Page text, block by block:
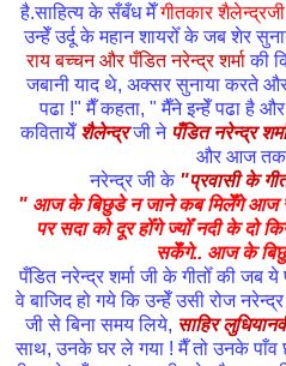
है.साहित्य के सँबँध मेँगीतकार शैलेन्द्रजी
उन्हेँ उर्दू के महान शायरोँ के जब शेर
राय बच्चन और पँडित नरेन्द्र शर्माकी
जबानी याद थे, अक्सर सुनाया करते
पढा !" मैँ कहता, " मैँने इन्हेँ पढा है
कवितायेँ शैलेन्द्रजी ने पँडित नरेन्द्र शर्मा
और आज तक
नरेन्द्र जी के "प्रवासी के
" आज के बिछुडे न जाने कब मिलेँगे आज से
पर सदा को दूर होँगे ज्योँ नदी के दो
सकेँगे.. आज के
पँडित नरेन्द्र शर्मा जी के गीतोँ की जब ये
वे बाजिद हो गये कि उन्हेँ उसी रोज
जी से बिना समय लिये, साहिर
साथ, उनके घर ले गया ! मैँ तो उनके पाँव